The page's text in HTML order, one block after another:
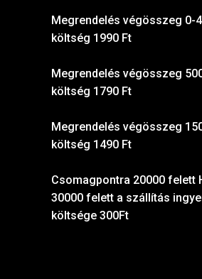
Megrendelés végösszeg 0-
költség 1990 Ft
Megrendelés végösszeg
költség 1790 Ft
Megrendelés végösszeg
költség 1490 Ft
Csomagpontra 20000 felett
30000 felett a szállítás
költsége 300Ft